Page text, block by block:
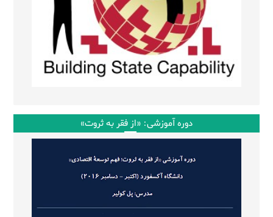
دوره آموزشی: «از فقر به ثروت»